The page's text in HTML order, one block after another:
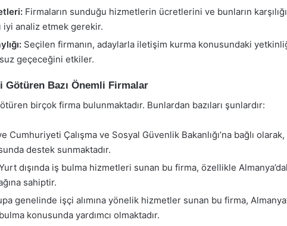
Firmaların sunduğu hizmetlerin ücretlerini ve bunların
iyi analiz etmek gerekir.
Seçilen firmanın, adaylarla iletişim kurma konusundaki
geçeceğini etkiler.
Götüren Bazı Önemli Firmalar
birçok firma bulunmaktadır. Bunlardan bazıları şunlardır:
Cumhuriyeti Çalışma ve Sosyal Güvenlik Bakanlığı’na bağlı olarak,
destek sunmaktadır.
dışında iş bulma hizmetleri sunan bu firma, özellikle
sahiptir.
genelinde işçi alımına yönelik hizmetler sunan bu firma,
konusunda yardımcı olmaktadır.